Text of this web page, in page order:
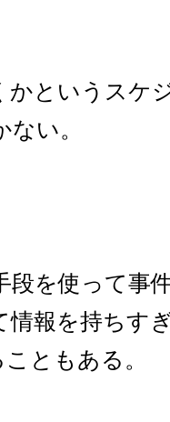
かというスケ
い。
段を使って事
情報を持ちす
ともある。